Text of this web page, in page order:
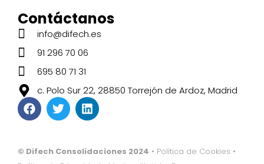
Contáctanos
info@difech.es
91 296 70 06
695 80 71 31
c. Polo Sur 22, 28850 Torrejón de Ardoz, Madrid
© Difech Consolidaciones 2024 • Política de Cookies •